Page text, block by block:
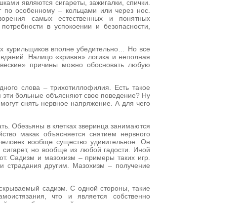
являются сигареты, зажигалки, спички.
по особенному – кольцами или через нос.
самых естественных и понятных
в успокоении и безопасности,
курильщиков вполне убедительно… Но все
Налицо «кривая» логика и неполная
причины можно обосновать любую
слова – трихотиллофилия. Есть такое
больные объясняют свое поведение? Ну
снять нервное напряжение. А для чего
Обезьяны в клетках зверинца занимаются
макак объясняется снятием нервного
вообще существо удивительное. Он
сигарет, но вообще из любой гадости. Иной
Садизм и мазохизм – примеры таких игр.
страдания другим. Мазохизм – получение
садизм. С одной стороны, такие
что и является собственно